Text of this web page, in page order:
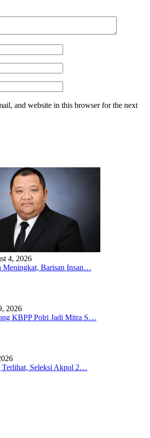
and website in this browser for the next
4, 2026
Meningkat, Barisan Insan…
2026
KBPP Polri Jadi Mitra S…
Terlihat, Seleksi Akpol 2…